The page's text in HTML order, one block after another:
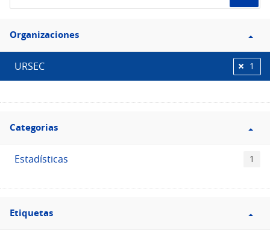
de
Filtro
Organizaciones
Organizaciones
URSEC 1
Filtro
Categorias
Categorias
Estadísticas 1
Filtro
Etiquetas
Etiquetas